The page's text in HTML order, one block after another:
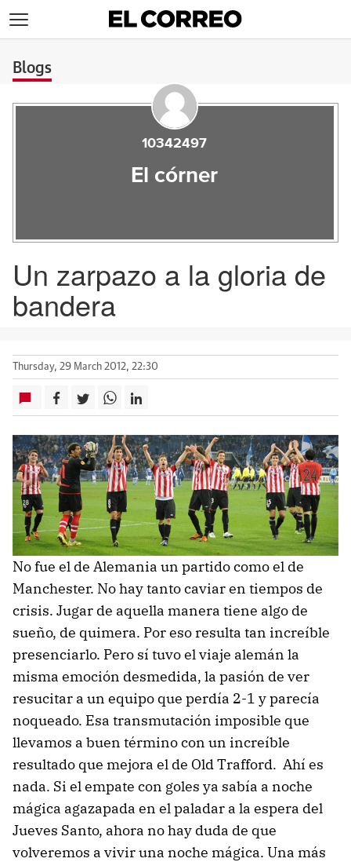
Blogs
10342497
El córner
Un zarpazo a la gloria de
bandera
Thursday, 29 March 2012, 22:30
No fue el de Alemania un partido como el de
Manchester. No hay tanto caviar en tiempos de
crisis. Jugar de aquella manera tiene algo de
sueño, de quimera. Por eso resulta tan increíble
presenciarlo. Pero sí tuvo el viaje alemán la
misma emoción desmedida, la pasión de ver
resucitar a un equipo que perdía 2-1 y parecía
noqueado. Esa transmutación imposible que
llevamos a buen término con un increíble
resultado que mejora el de Old Trafford. Ahí es
nada. Si el empate con goles ya sabía a noche
mágica agazapada en el paladar a la espera del
Jueves Santo, ahora no hay duda de que
volveremos a vivir una noche mágica. Una más